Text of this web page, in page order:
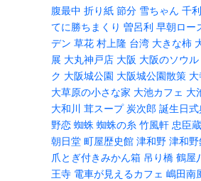
腹最中 折り紙 節分 雪ちゃん 千
てに勝ちまくり 曽呂利 早朝ロー
デン 草花 村上隆 台湾 大きな柿
展 大丸神戸店 大阪 大阪のソウ
ク 大阪城公園 大阪城公園散策
大草原の小さな家 大池カフェ 大
大和川 茸スープ 炭次郎 誕生日
野恋 蜘蛛 蜘蛛の糸 竹風軒 忠臣蔵
朝日堂 町屋歴史館 津和野 津和
爪とぎ付きみかん箱 吊り橋 鶴屋
王寺 電車が見えるカフェ 嶋田南